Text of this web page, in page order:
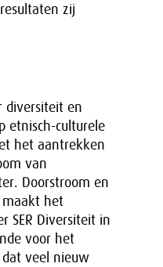
zij
diversiteit en
etnisch-culturele
het aantrekken
van
Doorstroom en
maakt het
SER Diversiteit in
voor het
dat veel nieuw